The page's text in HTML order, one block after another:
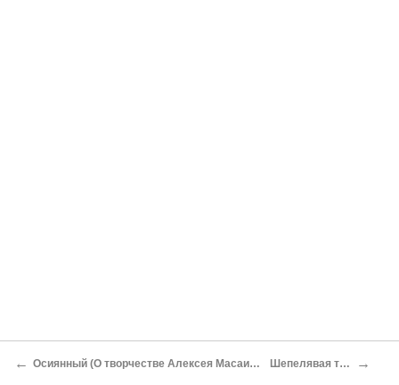
← Осиянный (О творчестве Алексея Масаинова) Шепелявая тень →